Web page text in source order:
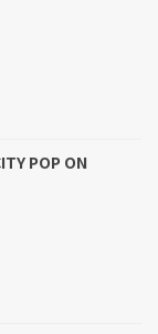
POP ON